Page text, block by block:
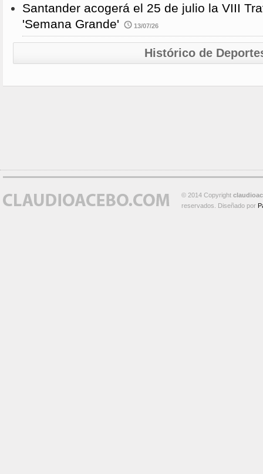
Santander acogerá el 25 de julio la VIII
'Semana Grande'
13/07/26
Histórico de
© 2014 Copyright
reservados. Diseñado por